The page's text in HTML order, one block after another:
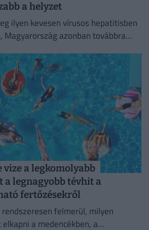
a helyzet
ilyen kevesen vírusos hepatitisben
Magyarország azonban továbbra
vize a legkomolyabb
a legnagyobb tévhit a
fertőzésekről
felmerül, milyen
a medencékben, a